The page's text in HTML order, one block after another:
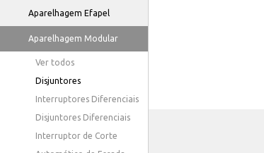
Aparelhagem Efapel
Aparelhagem Modular
Ver todos
Disjuntores
Interruptores Diferenciais
Disjuntores Diferenciais
Interruptor de Corte